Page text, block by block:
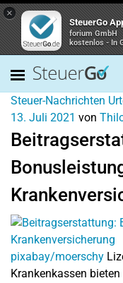
×
SteuerGo
forium GmbH
kostenlos - In
Steuer-Nachrichten
13. Juli 2021 von
pixabay/moerschy
Krankenkassen